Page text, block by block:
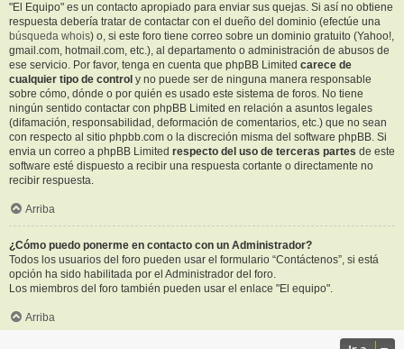
"El Equipo" es un contacto apropiado para enviar sus quejas. Si así no obtiene
respuesta debería tratar de contactar con el dueño del dominio (efectúe una
búsqueda whois) o, si este foro tiene correo sobre un dominio gratuito (Yahoo!,
gmail.com, hotmail.com, etc.), al departamento o administración de abusos de
ese servicio. Por favor, tenga en cuenta que phpBB Limited carece de
cualquier tipo de control y no puede ser de ninguna manera responsable
sobre cómo, dónde o por quién es usado este sistema de foros. No tiene
ningún sentido contactar con phpBB Limited en relación a asuntos legales
(difamación, responsabilidad, deformación de comentarios, etc.) que no sean
con respecto al sitio phpbb.com o la discreción misma del software phpBB. Si
envia un correo a phpBB Limited respecto del uso de terceras partes de este
software esté dispuesto a recibir una respuesta cortante o directamente no
recibir respuesta.
Arriba
¿Cómo puedo ponerme en contacto con un Administrador?
Todos los usuarios del foro pueden usar el formulario “Contáctenos”, si está
opción ha sido habilitada por el Administrador del foro.
Los miembros del foro también pueden usar el enlace "El equipo".
Arriba